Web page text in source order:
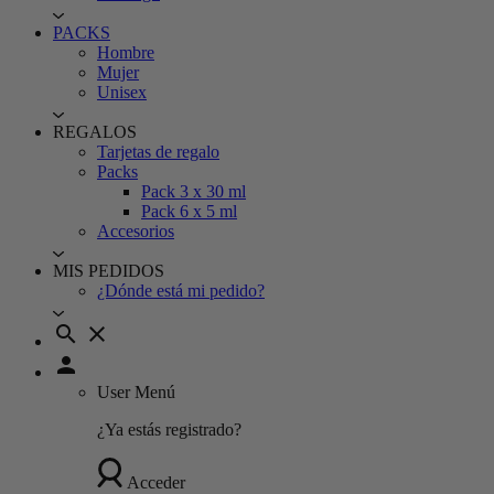
PACKS
Hombre
Mujer
Unisex
REGALOS
Tarjetas de regalo
Packs
Pack 3 x 30 ml
Pack 6 x 5 ml
Accesorios
MIS PEDIDOS
¿Dónde está mi pedido?
search close
person
User Menú
¿Ya estás registrado?
Acceder